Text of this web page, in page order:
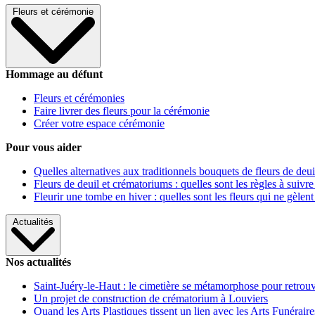
Fleurs et cérémonie
Hommage au défunt
Fleurs et cérémonies
Faire livrer des fleurs pour la cérémonie
Créer votre espace cérémonie
Pour vous aider
Quelles alternatives aux traditionnels bouquets de fleurs de
Fleurs de deuil et crématoriums : quelles sont les règles à
Fleurir une tombe en hiver : quelles sont les fleurs qui ne gèlent
Actualités
Nos actualités
Saint-Juéry-le-Haut : le cimetière se métamorphose pour
Un projet de construction de crématorium à Louviers
Quand les Arts Plastiques tissent un lien avec les Arts